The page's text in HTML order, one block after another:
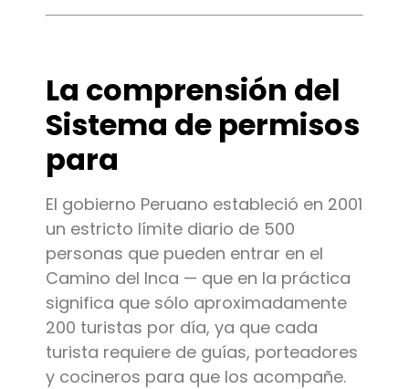
La comprensión del
Sistema de permisos
para
El gobierno Peruano estableció en 2001
un estricto límite diario de 500
personas que pueden entrar en el
Camino del Inca — que en la práctica
significa que sólo aproximadamente
200 turistas por día, ya que cada
turista requiere de guías, porteadores
y cocineros para que los acompañe.